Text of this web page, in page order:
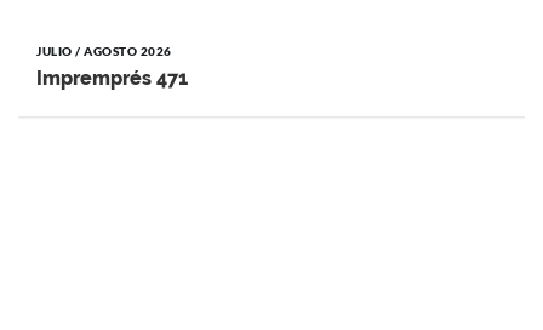
JULIO / AGOSTO 2026
Impremprés 471